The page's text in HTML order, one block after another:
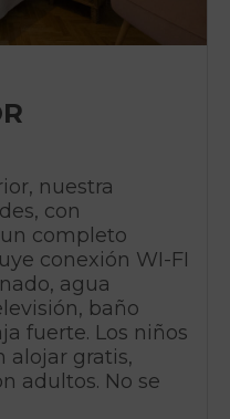
nuestra
con
completo
conexión WI-FI
agua
baño
fuerte. Los niños
alojar gratis,
adultos. No se